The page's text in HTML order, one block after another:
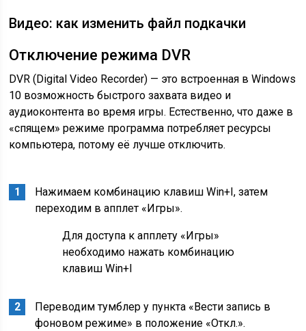
Видео: как изменить файл подкачки
Отключение режима DVR
DVR (Digital Video Recorder) — это встроенная в Windows
10 возможность быстрого захвата видео и
аудиоконтента во время игры. Естественно, что даже в
«спящем» режиме программа потребляет ресурсы
компьютера, потому её лучше отключить.
Нажимаем комбинацию клавиш Win+I, затем
переходим в апплет «Игры».
Для доступа к апплету «Игры»
необходимо нажать комбинацию
клавиш Win+I
Переводим тумблер у пункта «Вести запись в
фоновом режиме» в положение «Откл.».